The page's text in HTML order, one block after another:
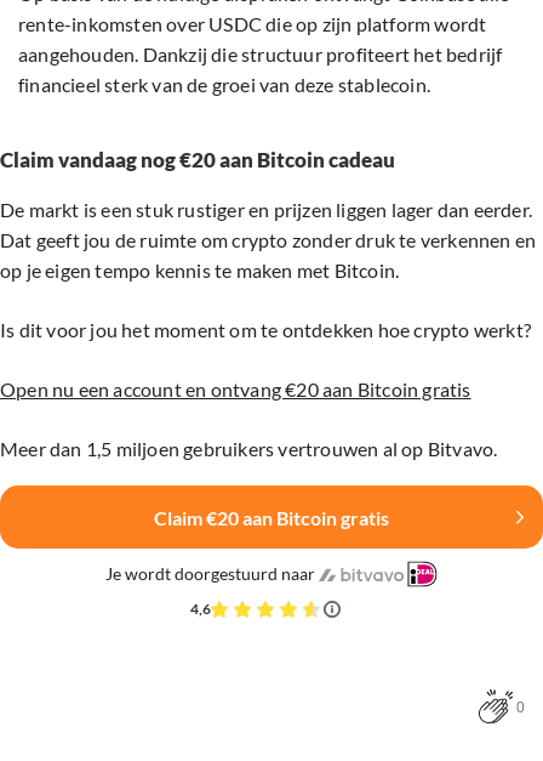
rente-inkomsten over USDC die op zijn platform wordt
aangehouden. Dankzij die structuur profiteert het bedrijf
financieel sterk van de groei van deze stablecoin.
Claim vandaag nog €20 aan Bitcoin cadeau
De markt is een stuk rustiger en prijzen liggen lager dan eerder.
Dat geeft jou de ruimte om crypto zonder druk te verkennen en
op je eigen tempo kennis te maken met Bitcoin.
Is dit voor jou het moment om te ontdekken hoe crypto werkt?
Open nu een account en ontvang €20 aan Bitcoin gratis
Meer dan 1,5 miljoen gebruikers vertrouwen al op Bitvavo.
Claim €20 aan Bitcoin gratis
Je wordt doorgestuurd naar
4,6
0